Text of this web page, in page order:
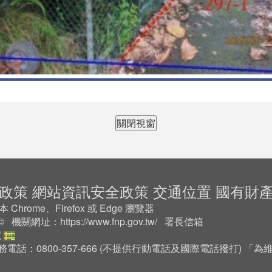
關閉視窗
策 網站資訊安全政策 交通位置 國有財
Chrome、Firefox 或 Edge 瀏覽器
機關網址： https://www.fnp.gov.tw/ 署長信箱
電話：0800-357-666 (不提供行動電話及國際電話撥打) 「為